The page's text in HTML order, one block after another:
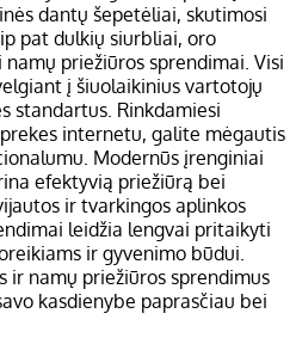
dantų šepetėliai, skutimosi
pat dulkių siurbliai, oro
priežiūros sprendimai. Visi
į šiuolaikinius vartotojų
standartus. Rinkdamiesi
internetu, galite mėgautis
Modernūs įrenginiai
efektyvią priežiūrą bei
ir tvarkingos aplinkos
leidžia lengvai pritaikyti
ir gyvenimo būdui.
ir namų priežiūros sprendimus
kasdienybe paprasčiau bei